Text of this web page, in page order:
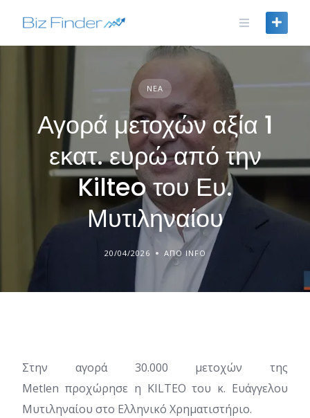
ΝΈΑ
Αγορά μετοχών αξία 1
εκατ. ευρώ από την
Kilteo του Ευ.
Μυτιληναίου
20/04/2026 ΑΠΌ INFO
Στην αγορά 30.000 μετοχών της
Metlen προχώρησε η KILTEO του κ. Ευάγγελου
Μυτιληναίου στο Ελληνικό Χρηματιστήριο.